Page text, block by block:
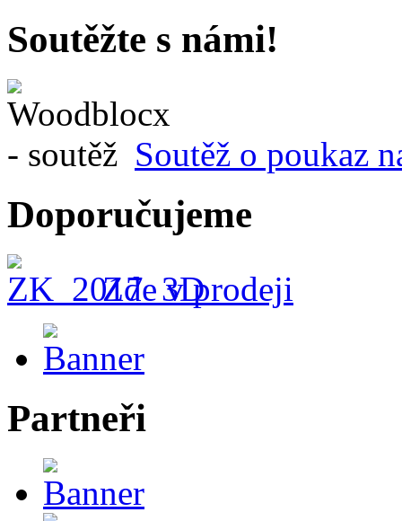
Soutěžte s námi!
Soutěž o poukaz
Doporučujeme
Zde v prodeji
Partneři